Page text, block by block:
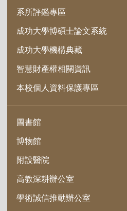
系所評鑑專區
成功大學博碩士論文系統
成功大學機構典藏
智慧財產權相關資訊
本校個人資料保護專區
圖書館
博物館
附設醫院
高教深耕辦公室
學術誠信推動辦公室